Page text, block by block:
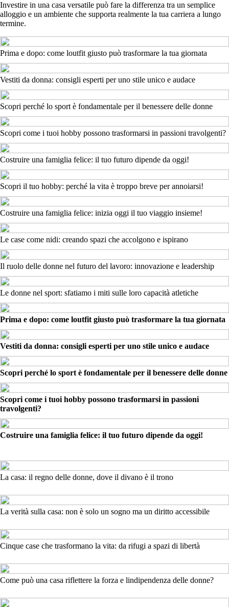
Investire in una casa versatile può fare la differenza tra un semplice
alloggio e un ambiente che supporta realmente la tua carriera a lungo
termine.
Prima e dopo: come loutfit giusto può trasformare la tua giornata
Vestiti da donna: consigli esperti per uno stile unico e audace
Scopri perché lo sport è fondamentale per il benessere delle donne
Scopri come i tuoi hobby possono trasformarsi in passioni travolgenti?
Costruire una famiglia felice: il tuo futuro dipende da oggi!
Scopri il tuo hobby: perché la vita è troppo breve per annoiarsi!
Costruire una famiglia felice: inizia oggi il tuo viaggio insieme!
Le case come nidi: creando spazi che accolgono e ispirano
Il ruolo delle donne nel futuro del lavoro: innovazione e leadership
Le donne nel sport: sfatiamo i miti sulle loro capacità atletiche
Prima e dopo: come loutfit giusto può trasformare la tua giornata
Vestiti da donna: consigli esperti per uno stile unico e audace
Scopri perché lo sport è fondamentale per il benessere delle donne
Scopri come i tuoi hobby possono trasformarsi in passioni
travolgenti?
Costruire una famiglia felice: il tuo futuro dipende da oggi!
La casa: il regno delle donne, dove il divano è il trono
La verità sulla casa: non è solo un sogno ma un diritto accessibile
Cinque case che trasformano la vita: da rifugi a spazi di libertà
Come può una casa riflettere la forza e lindipendenza delle donne?